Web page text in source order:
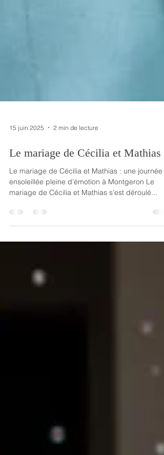
15 juin 2025 2 min de lecture
Le mariage de Cécilia et Mathias
Le mariage de Cécilia et Mathias : une journée
mariage de Cécilia et Mathias s’est déroulé...